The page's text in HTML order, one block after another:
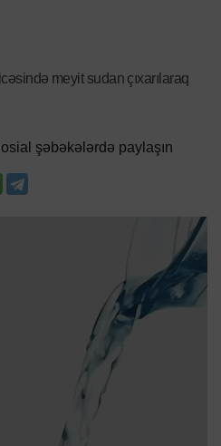
meyit sudan çıxarılaraq
şəbəkələrdə paylaşın